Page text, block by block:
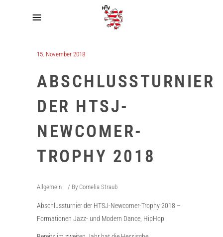
15. November 2018
ABSCHLUSSTURNIER
DER HTSJ-
NEWCOMER-
TROPHY 2018
Allgemein By Cornelia Straub
Abschlussturnier der HTSJ-Newcomer-Trophy 2018 –
Formationen Jazz- und Modern Dance, HipHop